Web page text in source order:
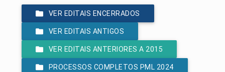
VER EDITAIS ENCERRADOS
VER EDITAIS ANTIGOS
VER EDITAIS ANTERIORES A 2015
PROCESSOS COMPLETOS PML 2024